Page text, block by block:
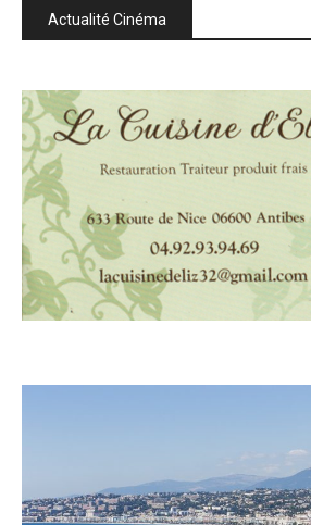
Actualité Cinéma